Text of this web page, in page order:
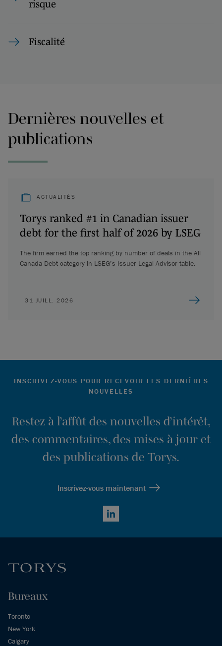
risque
Fiscalité
Dernières nouvelles et
publications
ACTUALITÉS
Torys ranked #1 in Canadian issuer
debt for the first half of 2026 by LSEG
The firm earned the top ranking by number of deals in the All
Canada Debt category in LSEG’s Issuer Legal Advisor table.
31 JUILL. 2026
INSCRIVEZ-VOUS POUR RECEVOIR LES DERNIÈRES
NOUVELLES
Restez à l’affût des nouvelles d’intérêt,
des commentaires, des mises à jour et
des publications de Torys.
Inscrivez-vous maintenant
LinkedIn
Bureaux
Toronto
New York
Calgary